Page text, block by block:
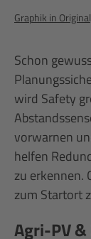
Graphik in
Schon
wird Safety
vorwarnen
helfen
zu erkennen.
zum Startort
Agri-PV